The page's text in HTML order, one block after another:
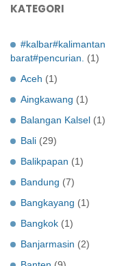
KATEGORI
#kalbar#kalimantan
barat#pencurian.
(1)
Aceh (1)
Aingkawang (1)
Balangan Kalsel (1)
Bali (29)
Balikpapan (1)
Bandung (7)
Bangkayang (1)
Bangkok (1)
Banjarmasin (2)